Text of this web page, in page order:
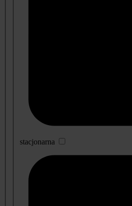
stacjonarna